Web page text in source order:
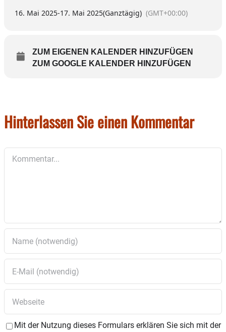
16. Mai 2025-17. Mai 2025(Ganztägig) (GMT+00:00)
ZUM EIGENEN KALENDER HINZUFÜGEN
ZUM GOOGLE KALENDER HINZUFÜGEN
Hinterlassen Sie einen Kommentar
Mit der Nutzung dieses Formulars erklären Sie sich mit der